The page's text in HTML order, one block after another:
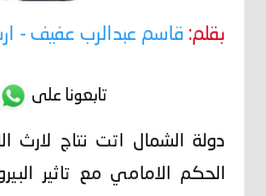
بقلم: قاسم عبدالرب عفيف -
تابعونا على
دولة الشمال اتت نتاج لارث
الحكم الامامي مع تاثير